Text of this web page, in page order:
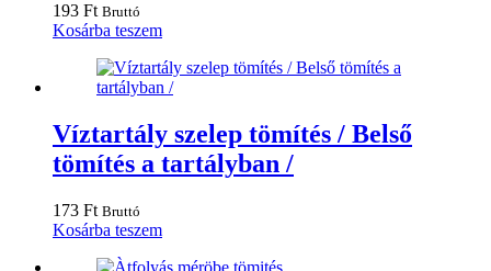
193 Ft Bruttó
Kosárba teszem
Víztartály szelep tömítés / Belső
tömítés a tartályban /
173 Ft Bruttó
Kosárba teszem